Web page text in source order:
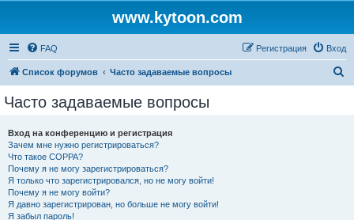
www.kytoon.com
FAQ Вход
Регистрация
Список форумов Часто задаваемые вопросы
Часто задаваемые вопросы
Вход на конференцию и регистрация
Зачем мне нужно регистрироваться?
Что такое COPPA?
Почему я не могу зарегистрироваться?
Я только что зарегистрировался, но не могу войти!
Почему я не могу войти?
Я давно зарегистрирован, но больше не могу войти!
Я забыл пароль!